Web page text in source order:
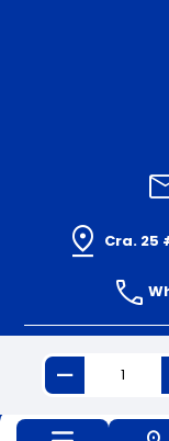
Cra. 25
© 2024